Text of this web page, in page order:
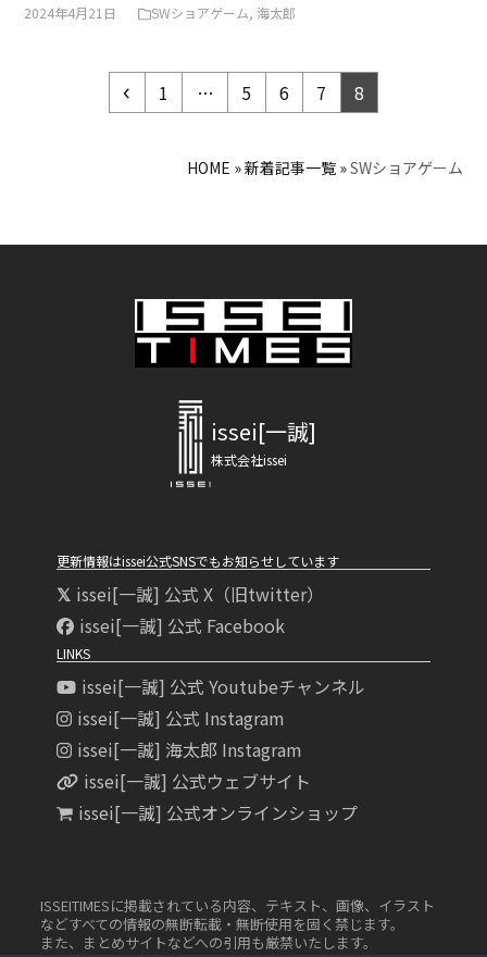
2024年4月21日 SWショアゲーム,海太郎
へ
ペ
ー
1 … ペ
ー
5 ペ
ー
6 ペ
ー
7 ペ
ー
8
HOME »新着記事一覧»SWショアゲーム
issei[一誠]
株式会社issei
更新情報はissei公式SNSでもお知らせしています
issei[一誠] 公式 X（旧twitter）
issei[一誠] 公式 Facebook
LINKS
issei[一誠] 公式 Youtubeチャンネル
issei[一誠] 公式 Instagram
issei[一誠] 海太郎 Instagram
issei[一誠] 公式ウェブサイト
issei[一誠] 公式オンラインショップ
ISSEITIMESに掲載されている内容、テキスト、画像、イラスト
などすべての情報の無断転載・無断使用を固く禁じます。
また、まとめサイトなどへの引用も厳禁いたします。